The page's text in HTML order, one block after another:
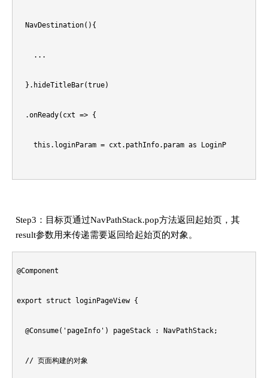
NavDestination(){
...
}.hideTitleBar(true)
.onReady(cxt => {
this.loginParam = cxt.pathInfo.param as LoginParam;
Step3：目标页通过NavPathStack.pop方法返回起始页，其
result参数用来传递需要返回给起始页的对象。
@Component
export struct loginPageView {
@Consume('pageInfo') pageStack : NavPathStack;
// 页面构建的对象